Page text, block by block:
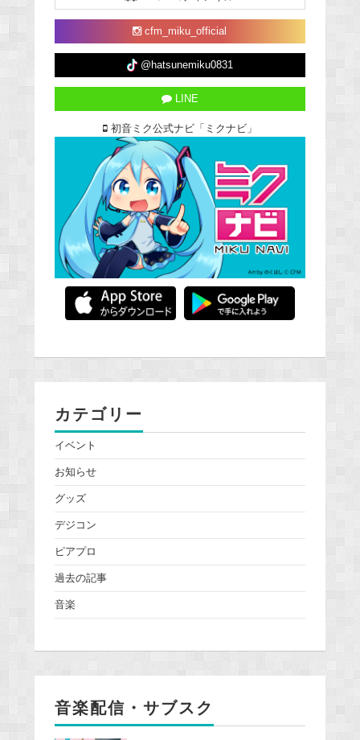
cfm_miku_official
@hatsunemiku0831
LINE
初音ミク公式ナビ「ミクナビ」
カテゴリー
イベント
お知らせ
グッズ
デジコン
ピアプロ
過去の記事
音楽
音楽配信・サブスク